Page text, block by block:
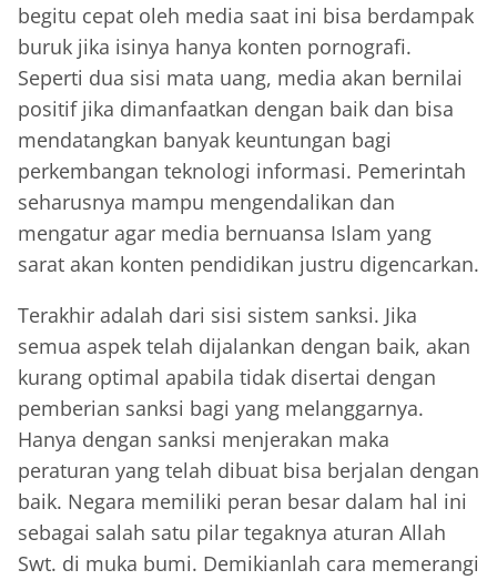
begitu cepat oleh media saat ini bisa berdampak
buruk jika isinya hanya konten pornografi.
Seperti dua sisi mata uang, media akan bernilai
positif jika dimanfaatkan dengan baik dan bisa
mendatangkan banyak keuntungan bagi
perkembangan teknologi informasi. Pemerintah
seharusnya mampu mengendalikan dan
mengatur agar media bernuansa Islam yang
sarat akan konten pendidikan justru digencarkan.
Terakhir adalah dari sisi sistem sanksi. Jika
semua aspek telah dijalankan dengan baik, akan
kurang optimal apabila tidak disertai dengan
pemberian sanksi bagi yang melanggarnya.
Hanya dengan sanksi menjerakan maka
peraturan yang telah dibuat bisa berjalan dengan
baik. Negara memiliki peran besar dalam hal ini
sebagai salah satu pilar tegaknya aturan Allah
Swt. di muka bumi. Demikianlah cara memerangi